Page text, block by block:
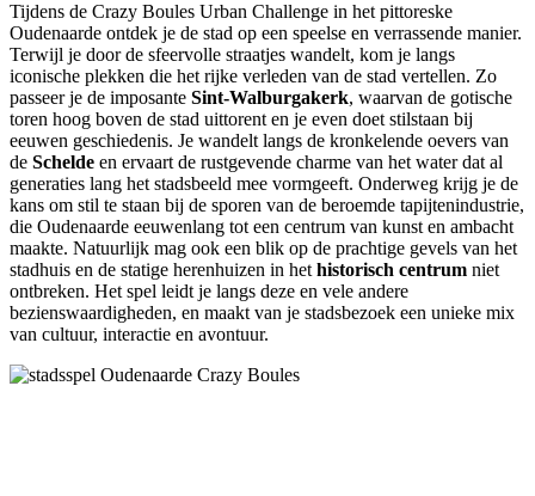
Tijdens de Crazy Boules Urban Challenge in het pittoreske
Oudenaarde ontdek je de stad op een speelse en verrassende manier.
Terwijl je door de sfeervolle straatjes wandelt, kom je langs
iconische plekken die het rijke verleden van de stad vertellen. Zo
passeer je de imposante Sint-Walburgakerk, waarvan de gotische
toren hoog boven de stad uittorent en je even doet stilstaan bij
eeuwen geschiedenis. Je wandelt langs de kronkelende oevers van
de Schelde en ervaart de rustgevende charme van het water dat al
generaties lang het stadsbeeld mee vormgeeft. Onderweg krijg je de
kans om stil te staan bij de sporen van de beroemde tapijtenindustrie,
die Oudenaarde eeuwenlang tot een centrum van kunst en ambacht
maakte. Natuurlijk mag ook een blik op de prachtige gevels van het
stadhuis en de statige herenhuizen in het historisch centrum niet
ontbreken. Het spel leidt je langs deze en vele andere
bezienswaardigheden, en maakt van je stadsbezoek een unieke mix
van cultuur, interactie en avontuur.